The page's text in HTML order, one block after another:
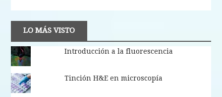
LO MÁS VISTO
Introducción a la fluorescencia
Tinción H&E en microscopía